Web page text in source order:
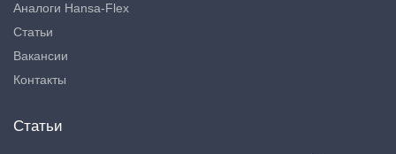
Аналоги Hansa-Flex
Статьи
Вакансии
Контакты
Статьи